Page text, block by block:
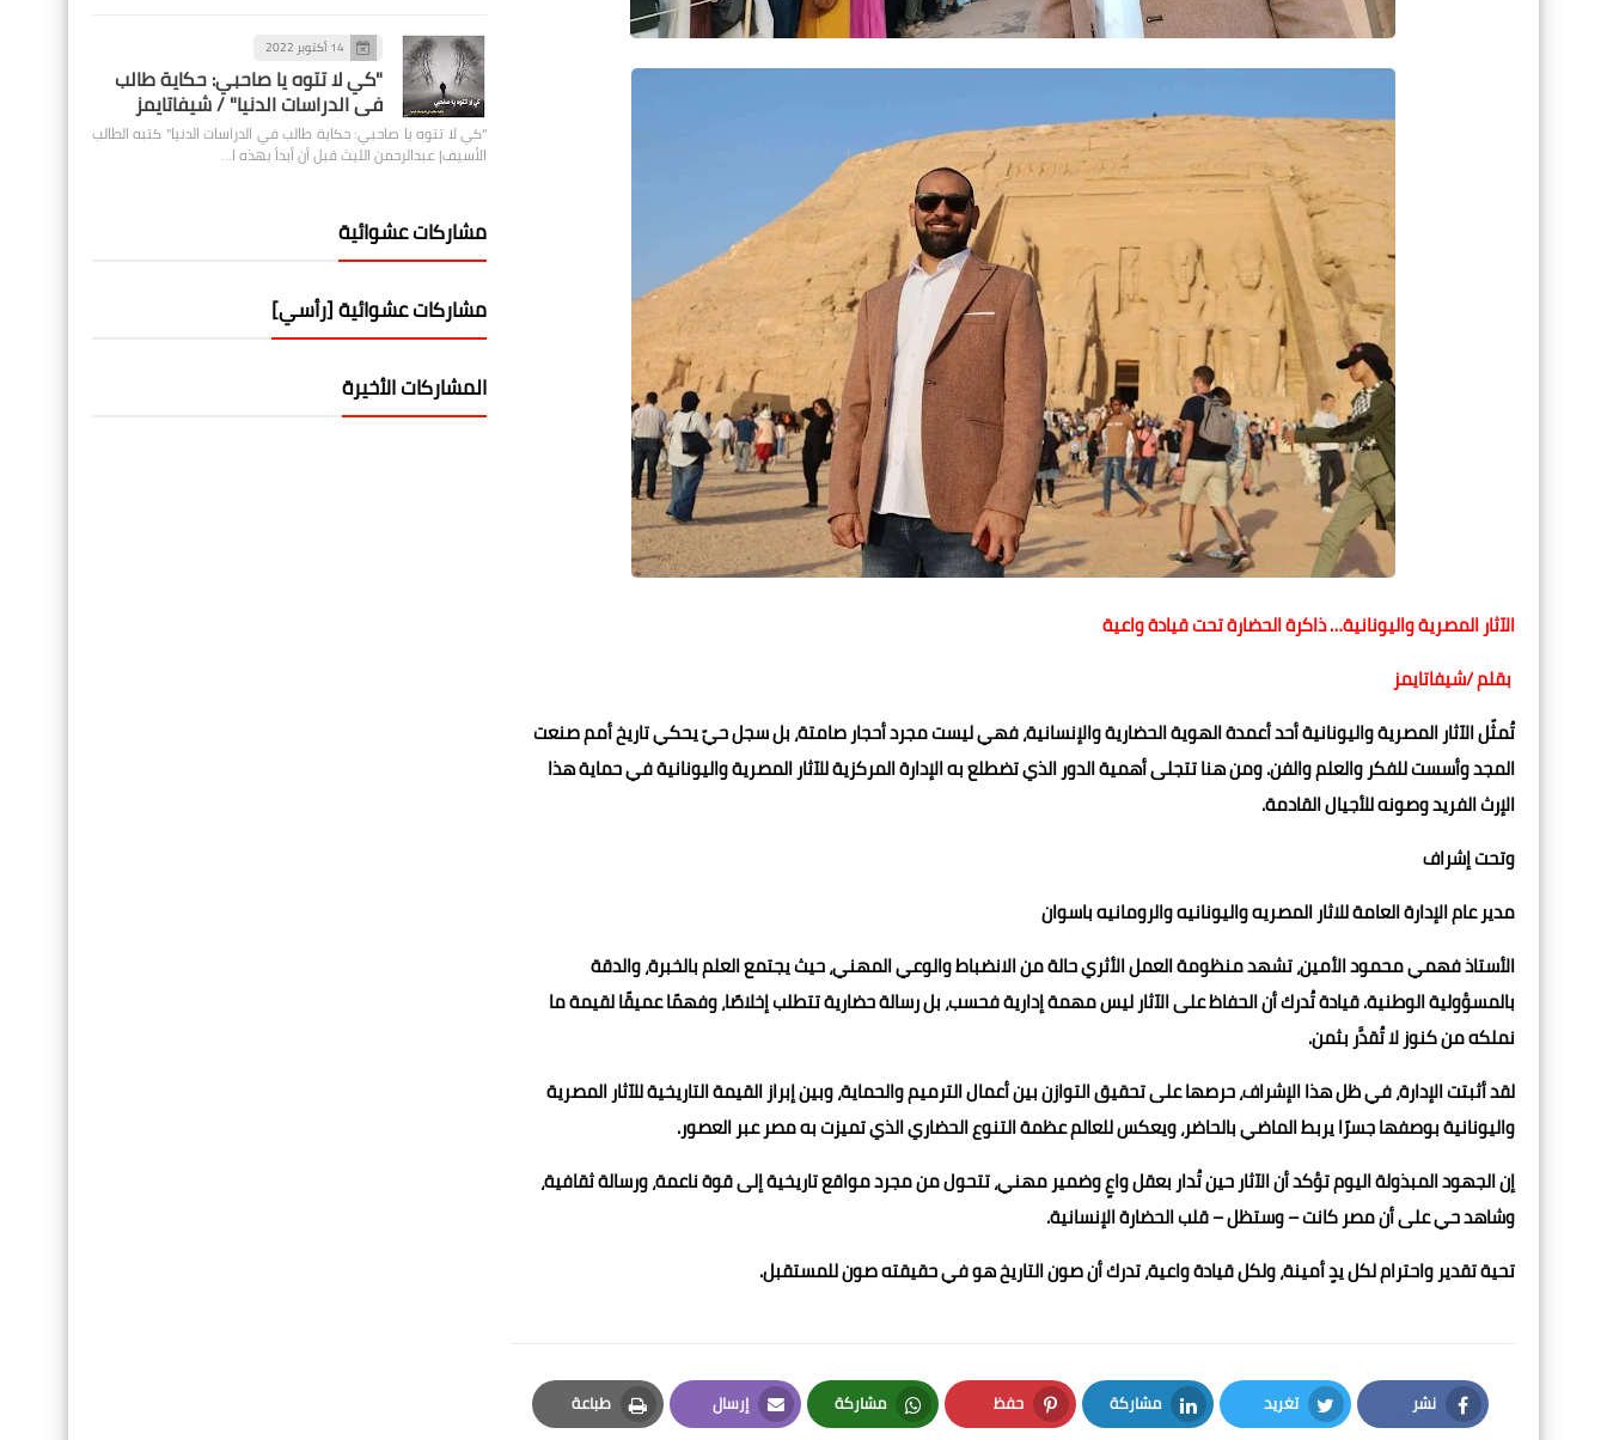
الآثار المصرية واليونانية… ذاكرة الحضارة تحت قيادة واعية
بقلم /شيفاتايمز
تُمثّل الآثار المصرية واليونانية أحد أعمدة الهوية الحضارية والإنسانية، فهي ليست مجرد أحجار صامتة، بل سجل حيّ يحكي تاريخ أمم صنعت
المجد وأسست للفكر والعلم والفن. ومن هنا تتجلى أهمية الدور الذي تضطلع به الإدارة المركزية للآثار المصرية واليونانية في حماية هذا
الإرث الفريد وصونه للأجيال القادمة.
وتحت إشراف
مدير عام الإدارة العامة للاثار المصريه واليونانيه والرومانيه باسوان
الأستاذ فهمي محمود الأمين، تشهد منظومة العمل الأثري حالة من الانضباط والوعي المهني، حيث يجتمع العلم بالخبرة، والدقة
بالمسؤولية الوطنية. قيادة تُدرك أن الحفاظ على الآثار ليس مهمة إدارية فحسب، بل رسالة حضارية تتطلب إخلاصًا، وفهمًا عميقًا لقيمة ما
نملكه من كنوز لا تُقدَّر بثمن.
لقد أثبتت الإدارة، في ظل هذا الإشراف، حرصها على تحقيق التوازن بين أعمال الترميم والحماية، وبين إبراز القيمة التاريخية للآثار المصرية
واليونانية بوصفها جسرًا يربط الماضي بالحاضر، ويعكس للعالم عظمة التنوع الحضاري الذي تميزت به مصر عبر العصور.
إن الجهود المبذولة اليوم تؤكد أن الآثار حين تُدار بعقل واعٍ وضمير مهني، تتحول من مجرد مواقع تاريخية إلى قوة ناعمة، ورسالة ثقافية،
وشاهد حي على أن مصر كانت – وستظل – قلب الحضارة الإنسانية.
تحية تقدير واحترام لكل يدٍ أمينة، ولكل قيادة واعية، تدرك أن صون التاريخ هو في حقيقته صون للمستقبل.
نشر
Facebook
تغريد
Twitter
مشاركة
LinkedIn
حفظ
Pinterest
مشاركة
Whatsapp
إرسال
Email
طباعة
Print
14 أكتوبر 2022
"كي لا تتوه يا صاحبي: حكاية طالب
في الدراسات الدنيا" / شيفاتايمز
"كي لا تتوه يا صاحبي: حكاية طالب في الدراسات الدنيا" كتبه الطالب
الأسيف| عبدالرحمن الليث قبل أن أبدأ بهذه ا…
مشاركات عشوائية
مشاركات عشوائية [رأسي]
المشاركات الأخيرة